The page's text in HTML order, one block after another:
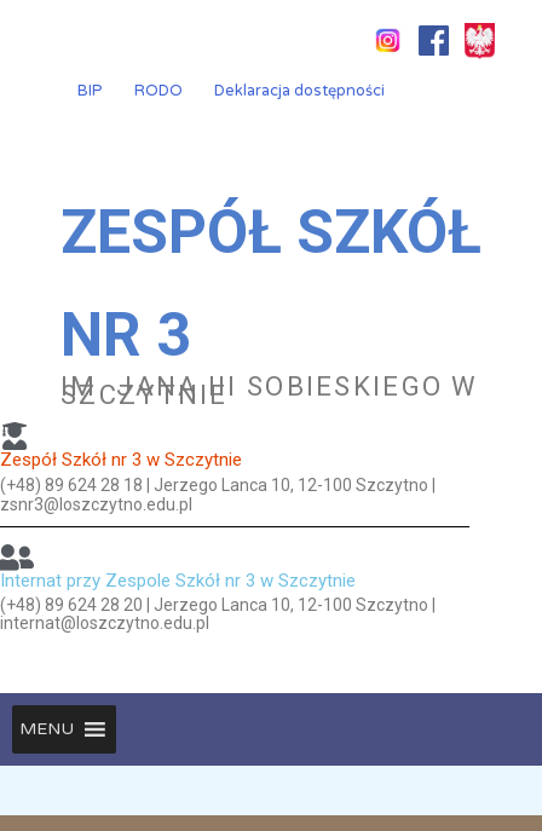
BIP
RODO Deklaracja dostępności
ZESPÓŁ SZKÓŁ
NR 3
IM. JANA III SOBIESKIEGO W
SZCZYTNIE
Zespół Szkół nr 3 w Szczytnie
(+48) 89 624 28 18 | Jerzego Lanca 10, 12-100 Szczytno |
zsnr3@loszczytno.edu.pl
Internat przy Zespole Szkół nr 3 w Szczytnie
(+48) 89 624 28 20 | Jerzego Lanca 10, 12-100 Szczytno |
internat@loszczytno.edu.pl
MENU